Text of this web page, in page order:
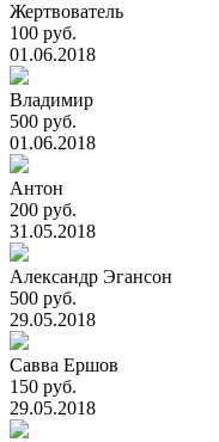
Жертвователь
100 руб.
01.06.2018
Владимир
500 руб.
01.06.2018
Антон
200 руб.
31.05.2018
Александр Эгансон
500 руб.
29.05.2018
Савва Ершов
150 руб.
29.05.2018